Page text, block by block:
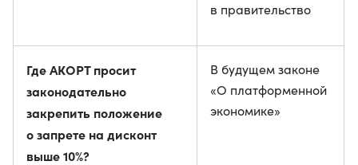
в правительство
Где АКОРТ просит
законодательно
закрепить положение
о запрете на дисконт
выше 10%?
В будущем законе
«О платформенной
экономике»